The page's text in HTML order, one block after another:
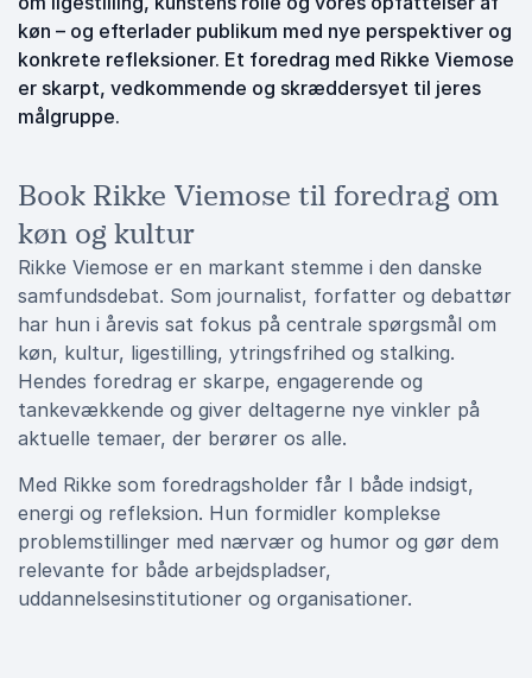
køn – og efterlader publikum med nye perspektiver og
konkrete refleksioner. Et foredrag med Rikke Viemose
er skarpt, vedkommende og skræddersyet til jeres
målgruppe.
Book Rikke Viemose til foredrag om
køn og kultur
Rikke Viemose er en markant stemme i den danske
samfundsdebat. Som journalist, forfatter og debattør
har hun i årevis sat fokus på centrale spørgsmål om
køn, kultur, ligestilling, ytringsfrihed og stalking.
Hendes foredrag er skarpe, engagerende og
tankevækkende og giver deltagerne nye vinkler på
aktuelle temaer, der berører os alle.
Med Rikke som foredragsholder får I både indsigt,
energi og refleksion. Hun formidler komplekse
problemstillinger med nærvær og humor og gør dem
relevante for både arbejdspladser,
uddannelsesinstitutioner og organisationer.